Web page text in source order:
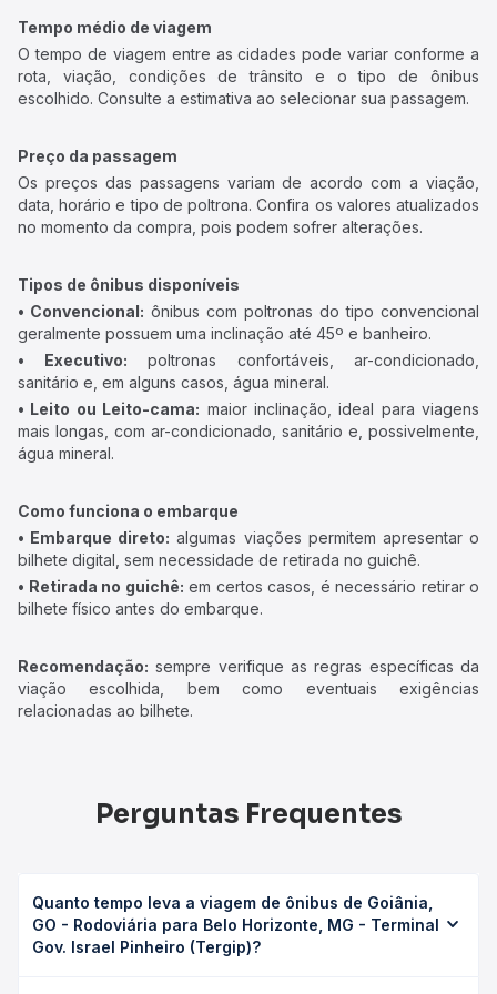
Tempo médio de viagem
O tempo de viagem entre as cidades pode variar conforme a
rota, viação, condições de trânsito e o tipo de ônibus
escolhido. Consulte a estimativa ao selecionar sua passagem.
Preço da passagem
Os preços das passagens variam de acordo com a viação,
data, horário e tipo de poltrona. Confira os valores atualizados
no momento da compra, pois podem sofrer alterações.
Tipos de ônibus disponíveis
• Convencional: ônibus com poltronas do tipo convencional
geralmente possuem uma inclinação até 45º e banheiro.
• Executivo: poltronas confortáveis, ar-condicionado,
sanitário e, em alguns casos, água mineral.
• Leito ou Leito-cama: maior inclinação, ideal para viagens
mais longas, com ar-condicionado, sanitário e, possivelmente,
água mineral.
Como funciona o embarque
• Embarque direto: algumas viações permitem apresentar o
bilhete digital, sem necessidade de retirada no guichê.
• Retirada no guichê: em certos casos, é necessário retirar o
bilhete físico antes do embarque.
Recomendação: sempre verifique as regras específicas da
viação escolhida, bem como eventuais exigências
relacionadas ao bilhete.
Perguntas Frequentes
Quanto tempo leva a viagem de ônibus de Goiânia,
GO - Rodoviária para Belo Horizonte, MG - Terminal
Gov. Israel Pinheiro (Tergip)?